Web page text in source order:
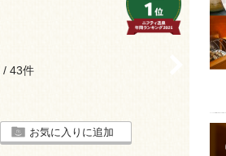
/ 43件
お気に入りに追加